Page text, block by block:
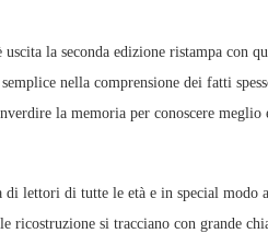
la seconda edizione ristampa con
nella comprensione dei fatti
la memoria per conoscere meglio
di lettori di tutte le età e in special modo
ricostruzione si tracciano con grande